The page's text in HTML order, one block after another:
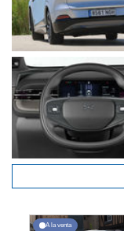
A la venta